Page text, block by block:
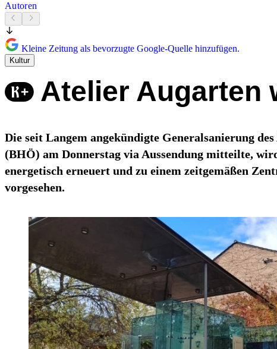
Autoren
Kleine Zeitung als bevorzugte Google-Quelle hinzufügen.
Kultur
Atelier Augarten
Die seit Langem angekündigte Generalsanierung
(BHÖ) am Donnerstag via Aussendung mitteilte,
energetisch erneuert und zu einem zeitgemäßen
vorgesehen.